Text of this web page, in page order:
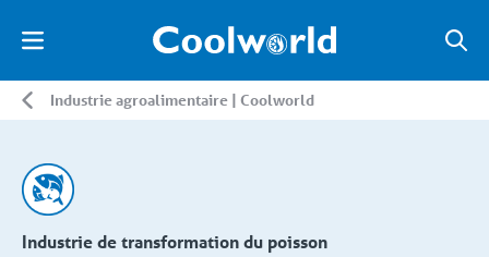
Industrie agroalimentaire | Coolworld
Industrie de transformation du poisson